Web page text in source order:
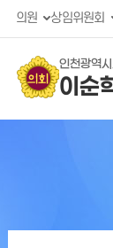
의원 상임위원회
인천광역
이순